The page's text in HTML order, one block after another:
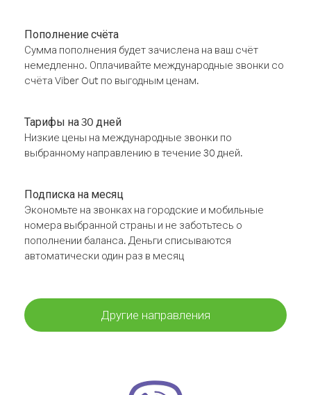
Пополнение счёта
Сумма пополнения будет зачислена на ваш счёт
немедленно. Оплачивайте международные звонки со
счёта Viber Out по выгодным ценам.
Тарифы на 30 дней
Низкие цены на международные звонки по
выбранному направлению в течение 30 дней.
Подписка на месяц
Экономьте на звонках на городские и мобильные
номера выбранной страны и не заботьтесь о
пополнении баланса. Деньги списываются
автоматически один раз в месяц
Другие направления